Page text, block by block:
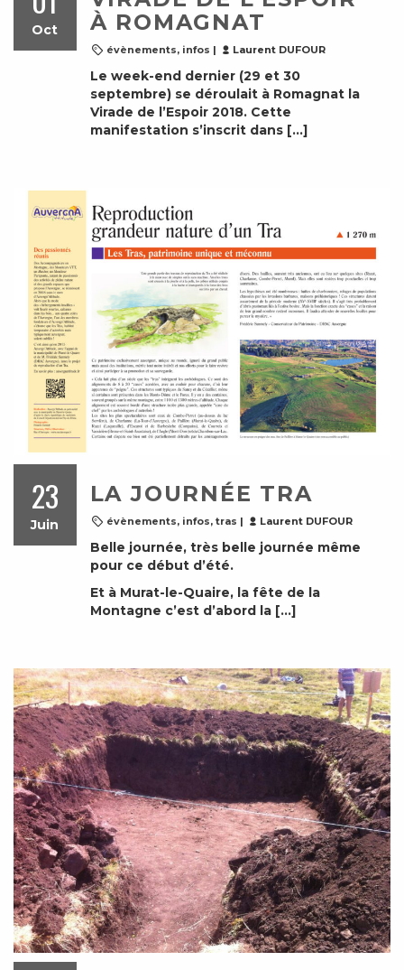
Oct
À ROMAGNAT
évènements, infos | Laurent DUFOUR
Le week-end dernier (29 et 30
septembre) se déroulait à Romagnat la
Virade de l’Espoir 2018. Cette
manifestation s’inscrit dans […]
23
Juin
LA JOURNÉE TRA
évènements, infos,tras | Laurent DUFOUR
Belle journée, très belle journée même
pour ce début d’été.
Et à Murat-le-Quaire, la fête de la
Montagne c’est d’abord la […]